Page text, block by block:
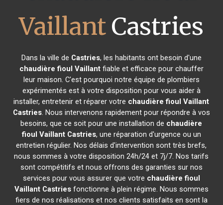
Vaillant Castries
Dans la ville de Castries, les habitants ont besoin d'une
chaudière fioul Vaillantfiable et efficace pour chauffer
leur maison. C'est pourquoi notre équipe de plombiers
expérimentés est à votre disposition pour vous aider à
installer, entretenir et réparer votre chaudière fioul Vaillant
Castries. Nous intervenons rapidement pour répondre à vos
besoins, que ce soit pour une installation de chaudière
fioul Vaillant Castries, une réparation d'urgence ou un
entretien régulier. Nos délais d'intervention sont très brefs,
nous sommes à votre disposition 24h/24 et 7j/7. Nos tarifs
sont compétitifs et nous offrons des garanties sur nos
services pour vous assurer que votre chaudière fioul
Vaillant Castriesfonctionne à plein régime. Nous sommes
fiers de nos réalisations et nos clients satisfaits en sont la